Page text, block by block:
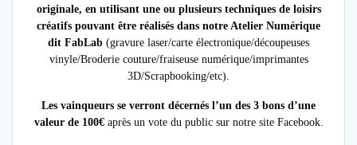
originale, en utilisant une ou plusieurs techniques de loisirs
créatifs pouvant être réalisés dans notre Atelier Numérique
dit FabLab (gravure laser/carte électronique/découpeuses
vinyle/Broderie couture/fraiseuse numérique/imprimantes
3D/Scrapbooking/etc).
Les vainqueurs se verront décernés l’un des 3 bons d’une
valeur de 100€après un vote du public sur notre site Facebook.